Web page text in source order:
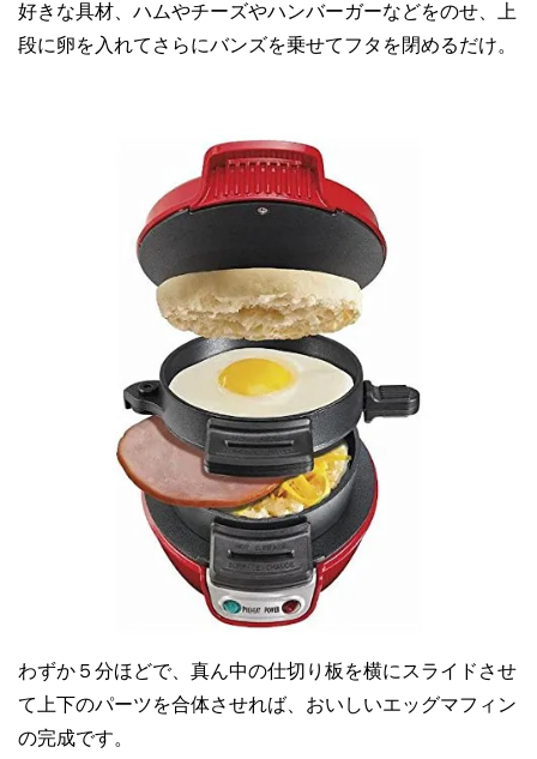
好きな具材、ハムやチーズやハンバーガーなどをのせ、上
段に卵を入れてさらにバンズを乗せてフタを閉めるだけ。
わずか５分ほどで、真ん中の仕切り板を横にスライドさせ
て上下のパーツを合体させれば、おいしいエッグマフィン
の完成です。